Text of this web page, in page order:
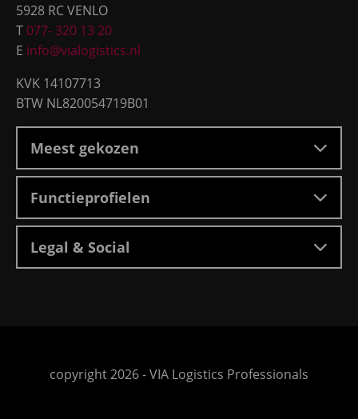
5928 RC VENLO
T 077- 320 13 20
E info@vialogistics.nl
KVK 14107713
BTW NL820054719B01
Meest gekozen
Functieprofielen
Legal & Social
Ga
copyright 2026 -VIA Logistics Professionals